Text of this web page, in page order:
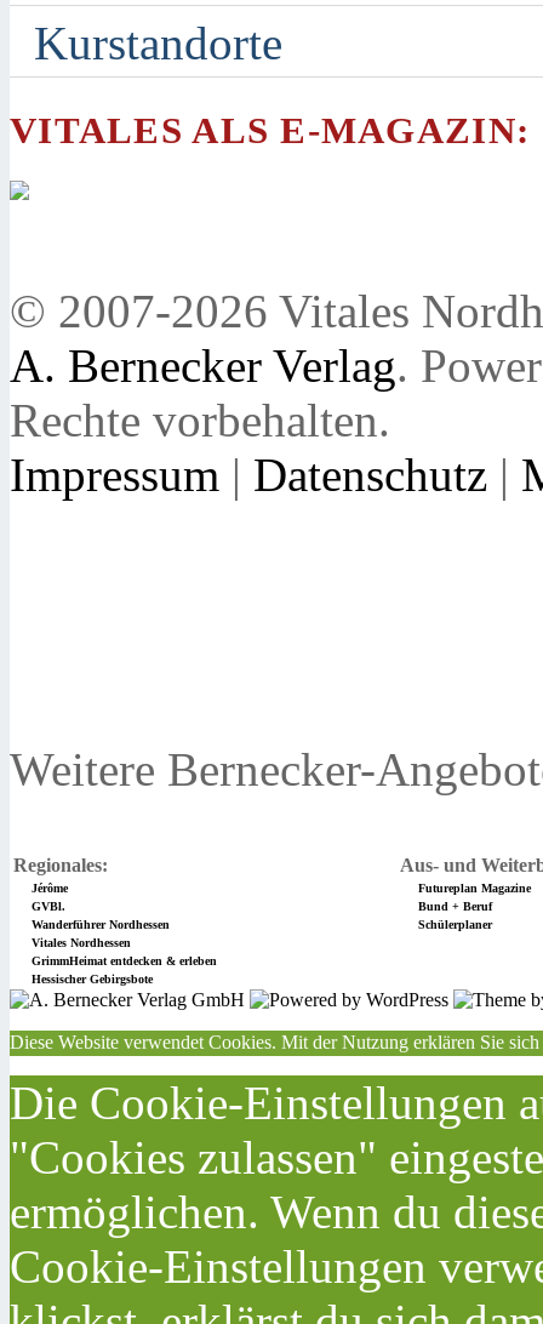
Kurstandorte
VITALES ALS E-MAGAZIN:
© 2007-2026 Vitales
A. Bernecker Verlag.
Rechte vorbehalten.
Impressum | Datenschutz |
Weitere Bernecker-
Regionales: Aus- und
Jérôme
Futureplan Magazine
GVBl.
Bund + Beruf
Wanderführer Nordhessen
Schülerplaner
Vitales Nordhessen
GrimmHeimat entdecken & erleben
Hessischer Gebirgsbote
Diese Website verwendet Cookies. Mit der Nutzung erklären Sie
Die Cookie-Einstellungen
"Cookies zulassen"
ermöglichen. Wenn du
Cookie-Einstellungen